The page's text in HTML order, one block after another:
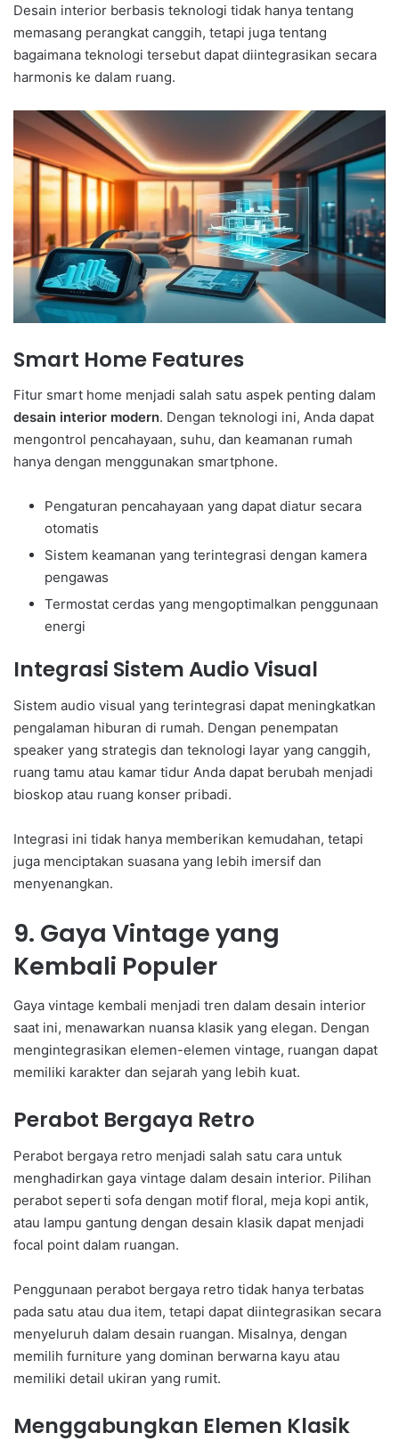
Desain interior berbasis teknologi tidak hanya tentang
memasang perangkat canggih, tetapi juga tentang
bagaimana teknologi tersebut dapat diintegrasikan secara
harmonis ke dalam ruang.
Smart Home Features
Fitur smart home menjadi salah satu aspek penting dalam
desain interior modern. Dengan teknologi ini, Anda dapat
mengontrol pencahayaan, suhu, dan keamanan rumah
hanya dengan menggunakan smartphone.
Pengaturan pencahayaan yang dapat diatur secara
otomatis
Sistem keamanan yang terintegrasi dengan kamera
pengawas
Termostat cerdas yang mengoptimalkan penggunaan
energi
Integrasi Sistem Audio Visual
Sistem audio visual yang terintegrasi dapat meningkatkan
pengalaman hiburan di rumah. Dengan penempatan
speaker yang strategis dan teknologi layar yang canggih,
ruang tamu atau kamar tidur Anda dapat berubah menjadi
bioskop atau ruang konser pribadi.
Integrasi ini tidak hanya memberikan kemudahan, tetapi
juga menciptakan suasana yang lebih imersif dan
menyenangkan.
9. Gaya Vintage yang
Kembali Populer
Gaya vintage kembali menjadi tren dalam desain interior
saat ini, menawarkan nuansa klasik yang elegan. Dengan
mengintegrasikan elemen-elemen vintage, ruangan dapat
memiliki karakter dan sejarah yang lebih kuat.
Perabot Bergaya Retro
Perabot bergaya retro menjadi salah satu cara untuk
menghadirkan gaya vintage dalam desain interior. Pilihan
perabot seperti sofa dengan motif floral, meja kopi antik,
atau lampu gantung dengan desain klasik dapat menjadi
focal point dalam ruangan.
Penggunaan perabot bergaya retro tidak hanya terbatas
pada satu atau dua item, tetapi dapat diintegrasikan secara
menyeluruh dalam desain ruangan. Misalnya, dengan
memilih furniture yang dominan berwarna kayu atau
memiliki detail ukiran yang rumit.
Menggabungkan Elemen Klasik